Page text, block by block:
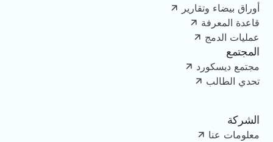
أوراق بيضاء وتقارير
قاعدة المعرفة
عمليات الدمج
المجتمع
مجتمع ديسكورد
تحدي الطالب
الشركة
معلومات عنا